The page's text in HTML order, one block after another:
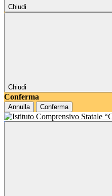
Chiudi
Chiudi
Conferma
Annulla Conferma